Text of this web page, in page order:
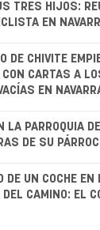
TRES HIJOS:
EN
DE CHIVITE
CON CARTAS A
EN
LA PARROQUIA
DE SU
DE UN COCHE
DEL CAMINO: EL